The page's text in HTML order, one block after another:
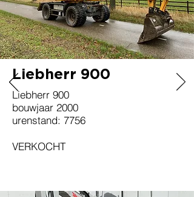
NIEUW!!!!!!!
Liebherr 900
Liebherr 900
bouwjaar 2000
urenstand: 7756
VERKOCHT